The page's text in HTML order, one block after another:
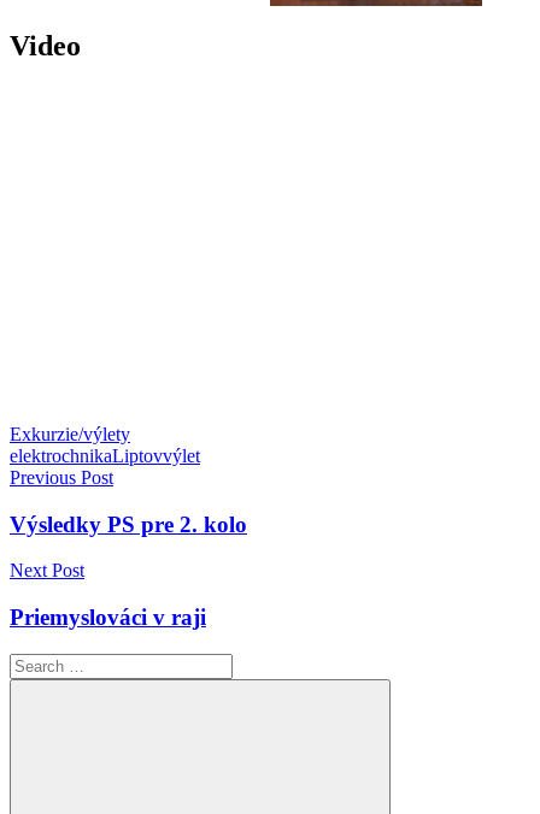
Video
Exkurzie/výlety
elektrochnikaLiptovvýlet
Navigácia
v
článku
Previous Post
Výsledky PS pre 2. kolo
Next Post
Priemyslováci v raji
Search
for: